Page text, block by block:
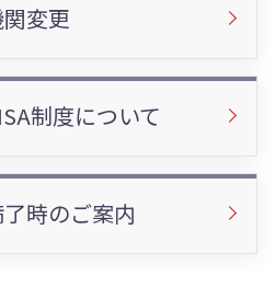
変更
制度について
時のご案内